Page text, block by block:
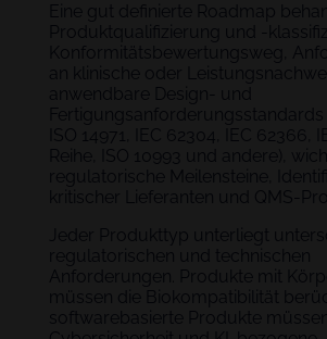
Eine gut definierte Roadmap
Produktqualifizierung und -
Konformitätsbewertungsweg,
an klinische oder
anwendbare Design- und
Fertigungsanforderungsstandards
ISO 14971, IEC 62304, IEC 62366,
Reihe, ISO 10993 und andere),
regulatorische Meilensteine,
kritischer Lieferanten und QMS-
Jeder Produkttyp unterliegt
regulatorischen und technischen
Anforderungen. Produkte mit
müssen die Biokompatibilität
softwarebasierte Produkte